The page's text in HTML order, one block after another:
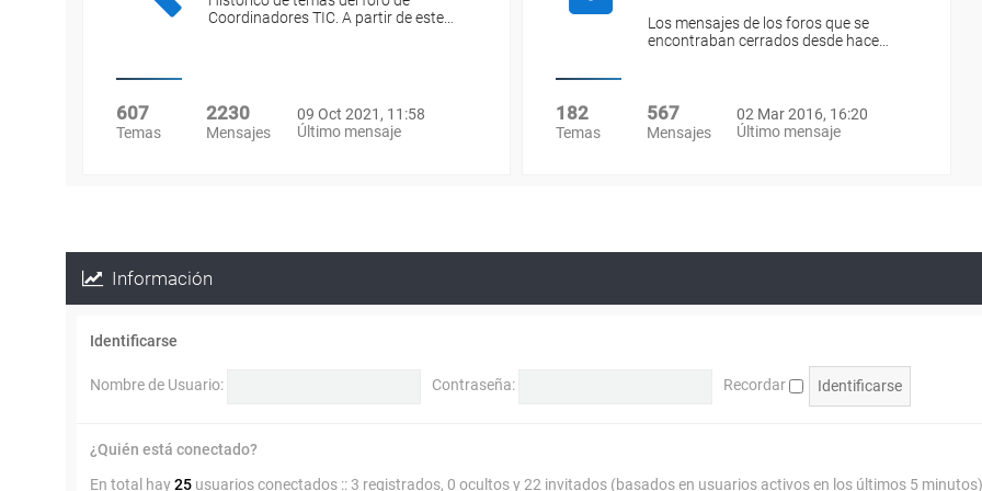
Coordinadores TIC. A partir de este…
607
Temas
2230
Mensajes
09 Oct 2021, 11:58
Último mensaje
Los mensajes de los foros que se
encontraban cerrados desde hace…
182
Temas
567
Mensajes
02 Mar 2016, 16:20
Último mensaje
Información
Identificarse
Nombre de Usuario: Contraseña: Recordar
¿Quién está conectado?
En total hay25 usuarios conectados :: 3 registrados, 0 ocultos y 22 invitados (basados en usuarios activos en los últimos 5 minutos)